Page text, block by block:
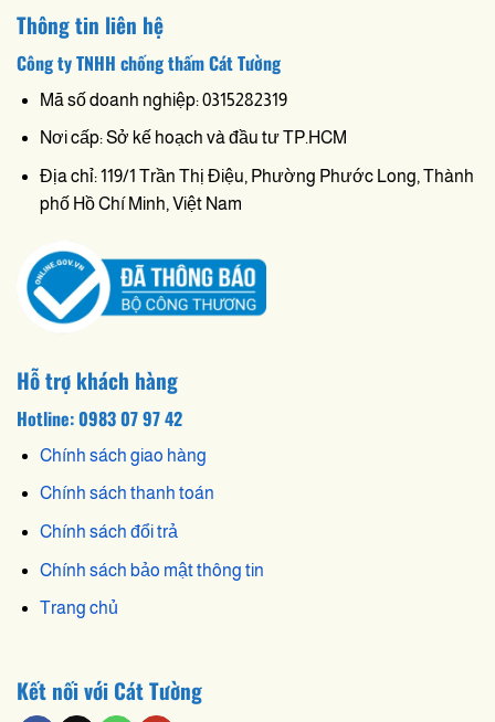
Thông tin liên hệ
Công ty TNHH chống thấm Cát Tường
Mã số doanh nghiệp: 0315282319
Nơi cấp: Sở kế hoạch và đầu tư TP.HCM
Địa chỉ: 119/1 Trần Thị Điệu, Phường Phước Long, Thành
phố Hồ Chí Minh, Việt Nam
Hỗ trợ khách hàng
Hotline: 0983 07 97 42
Chính sách giao hàng
Chính sách thanh toán
Chính sách đổi trả
Chính sách bảo mật thông tin
Trang chủ
Kết nối với Cát Tường